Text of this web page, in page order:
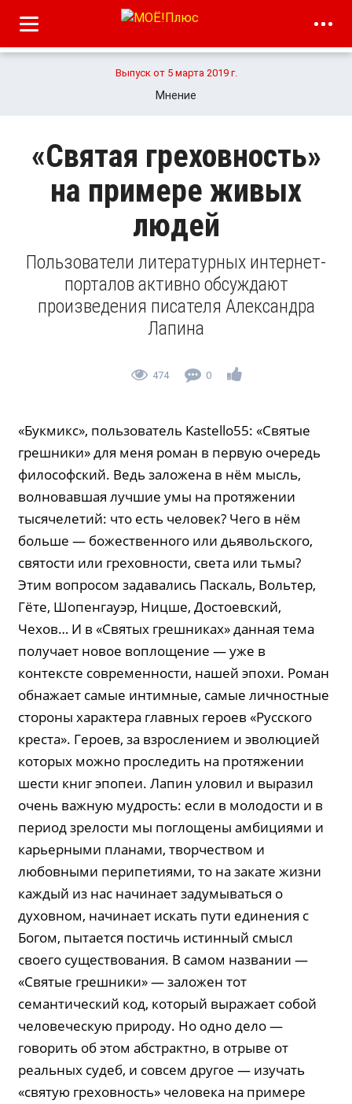
Выпуск от 5 марта 2019 г.
Мнение
«Святая греховность»
на примере живых
людей
Пользователи литературных интернет-
порталов активно обсуждают
произведения писателя Александра
Лапина
474 0
«Букмикс», пользователь Kastello55: «Святые
грешники» для меня роман в первую очередь
философский. Ведь заложена в нём мысль,
волновавшая лучшие умы на протяжении
тысячелетий: что есть человек? Чего в нём
больше — божественного или дьявольского,
святости или греховности, света или тьмы?
Этим вопросом задавались Паскаль, Вольтер,
Гёте, Шопенгауэр, Ницше, Достоевский,
Чехов… И в «Святых грешниках» данная тема
получает новое воплощение — уже в
контексте современности, нашей эпохи. Роман
обнажает самые интимные, самые личностные
стороны характера главных героев «Русского
креста». Героев, за взрослением и эволюцией
которых можно проследить на протяжении
шести книг эпопеи. Лапин уловил и выразил
очень важную мудрость: если в молодости и в
период зрелости мы поглощены амбициями и
карьерными планами, творчеством и
любовными пе­ри­петиями, то на закате жизни
каждый из нас начинает задумываться о
духовном, начинает искать пути единения с
Богом, пытается постичь истинный смысл
своего существования. В самом названии —
«Святые грешники» — заложен тот
семантический код, который выражает собой
человеческую природу. Но одно дело —
говорить об этом абстракт­но, в отрыве от
реальных судеб, и совсем другое — изучать
«святую греховность» человека на примере